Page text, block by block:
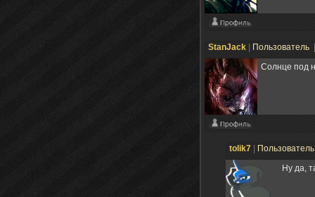
StanJack Пользователь
Солнце под
tolik7
Ну да,